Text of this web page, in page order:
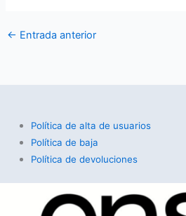
← Entrada anterior
Política de alta de usuarios
Política de baja
Política de devoluciones